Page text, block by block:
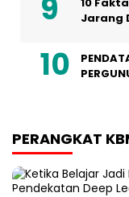
10
Jarang
PERANGKAT